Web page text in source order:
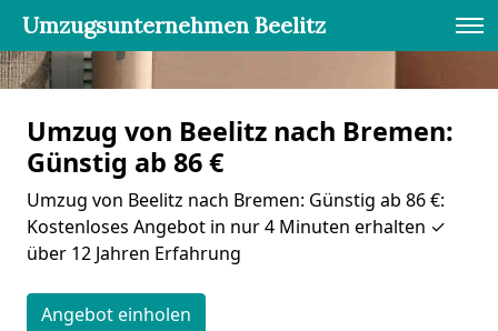
Umzugsunternehmen Beelitz
Umzug von Beelitz nach Bremen:
Günstig ab 86 €
Umzug von Beelitz nach Bremen: Günstig ab 86 €:
Kostenloses Angebot in nur 4 Minuten erhalten ✓
über 12 Jahren Erfahrung
Angebot einholen